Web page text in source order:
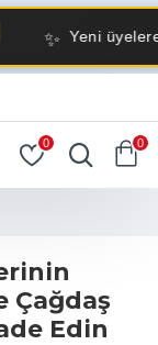
Yeni üyelere
0 0
Çağdaş
Edin